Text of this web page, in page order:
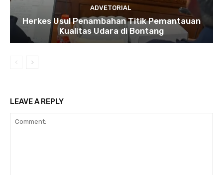
ADVETORIAL
Herkes Usul Penambahan Titik Pemantauan
Kualitas Udara di Bontang
LEAVE A REPLY